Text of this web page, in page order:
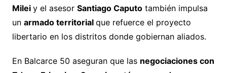
Milei y el asesor Santiago Caputotambién impulsa
un armado territorial que refuerce el proyecto
libertario en los distritos donde gobiernan aliados.
En Balcarce 50 aseguran que las negociaciones con